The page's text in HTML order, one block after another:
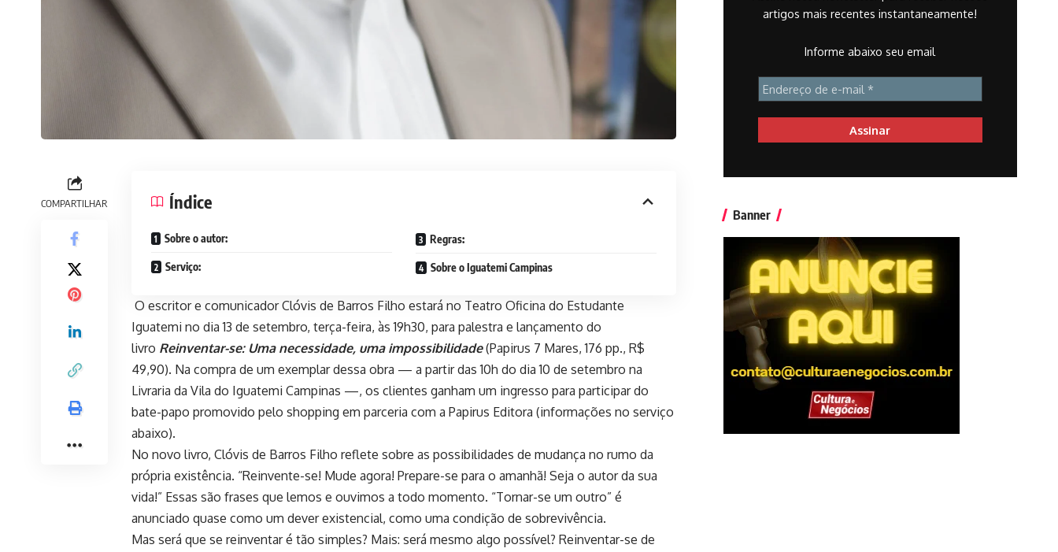
COMPARTILHAR Índice
Sobre o autor:
Serviço:
Regras:
Sobre o Iguatemi Campinas
O escritor e comunicador Clóvis de Barros Filho estará no Teatro Oficina do Estudante
Iguatemi no dia 13 de setembro, terça-feira, às 19h30, para palestra e lançamento do
livro Reinventar-se: Uma necessidade, uma impossibilidade(Papirus 7 Mares, 176 pp., R$
49,90). Na compra de um exemplar dessa obra — a partir das 10h do dia 10 de setembro na
Livraria da Vila do Iguatemi Campinas —, os clientes ganham um ingresso para participar do
bate-papo promovido pelo shopping em parceria com a Papirus Editora (informações no serviço
abaixo).
No novo livro, Clóvis de Barros Filho reflete sobre as possibilidades de mudança no rumo da
própria existência. “Reinvente-se! Mude agora! Prepare-se para o amanhã! Seja o autor da sua
vida!” Essas são frases que lemos e ouvimos a todo momento. “Tornar-se um outro” é
anunciado quase como um dever existencial, como uma condição de sobrevivência.
Mas será que se reinventar é tão simples? Mais: será mesmo algo possível? Reinventar-se de
artigos mais recentes instantaneamente!
Informe abaixo seu email
Banner